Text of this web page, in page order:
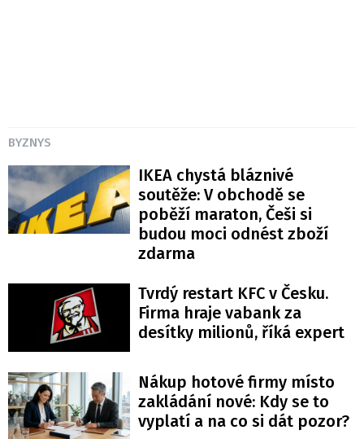
BYZNYS
IKEA chystá bláznivé
soutěže: V obchodě se
poběží maraton, Češi si
budou moci odnést zboží
zdarma
Tvrdý restart KFC v Česku.
Firma hraje vabank za
desítky milionů, říká expert
Nákup hotové firmy místo
zakládání nové: Kdy se to
vyplatí a na co si dát pozor?